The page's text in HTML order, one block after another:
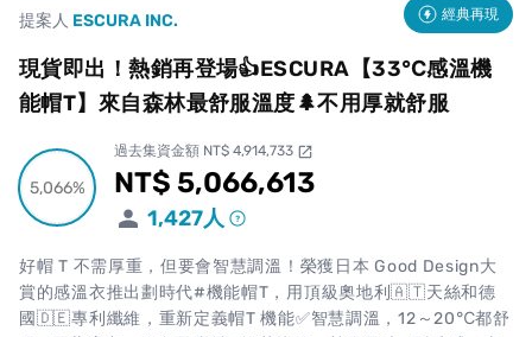
提案人 ESCURA INC. 經典再現
現貨即出！熱銷再登場👍ESCURA【33℃感溫機
能帽T】來自森林最舒服溫度🌲不用厚就舒服
5,066%
5,066%
過去集資金額 NT$ 4,914,733 open_in_new
累計集資金額
NT$ 5,066,613
1,427人
好帽 T 不需厚重，但要會智慧調溫！榮獲日本 Good Design大
賞的感溫衣推出劃時代#機能帽T，用頂級奧地利🇦🇹天絲和德
國🇩🇪專利纖維，重新定義帽T 機能✅智慧調溫，12～20℃都舒